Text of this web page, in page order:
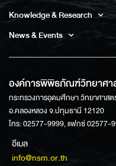
Knowledge & Research
News & Events
องค์การพิพิธภัณฑ์วิทยาศา
กระทรวงการอุดมศึกษา วิทยาศาส
อ.คลองหลวง จ.ปทุมธานี 12120
โทร: 02577-9999, แฟกซ์ 02577-
อีเมล
info@nsm.or.th